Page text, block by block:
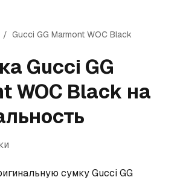
/ Gucci GG Marmont WOC Black
Gucci GG
WOC Black на
сумку Gucci GG